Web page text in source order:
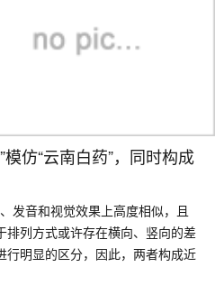
模仿“云南白药”，同时构成
发音和视觉效果上高度相似，且
排列方式或许存在横向、竖向的差
行明显的区分，因此，两者构成近